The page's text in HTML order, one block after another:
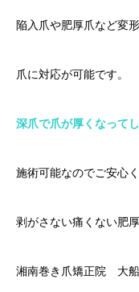
陥入爪や肥厚爪など変
爪に対応が可能です。
深爪で爪が厚くなって
施術可能なのでご安心
剥がさない痛くない肥
湘南巻き爪矯正院 大船